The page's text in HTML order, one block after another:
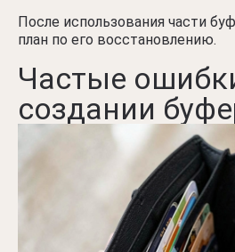
После использования части
план по его восстановлению.
Частые
создании